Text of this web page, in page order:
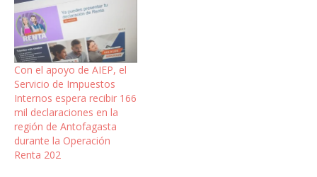
Con el apoyo de AIEP, el
Servicio de Impuestos
Internos espera recibir 166
mil declaraciones en la
región de Antofagasta
durante la Operación
Renta 202